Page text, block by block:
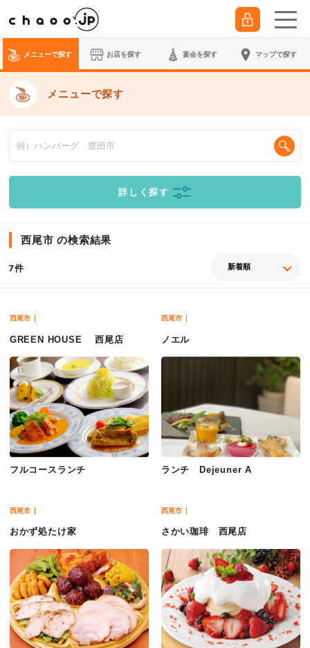
メニューで探す お店を探す 宴会を探す マップで探す
メニューで探す
詳しく探す
西尾市 の検索結果
7件
西尾市
GREEN HOUSE 西尾店
フルコースランチ
西尾市
ノエル
ランチ Dejeuner A
西尾市
おかず処たけ家
西尾市
さかい珈琲 西尾店